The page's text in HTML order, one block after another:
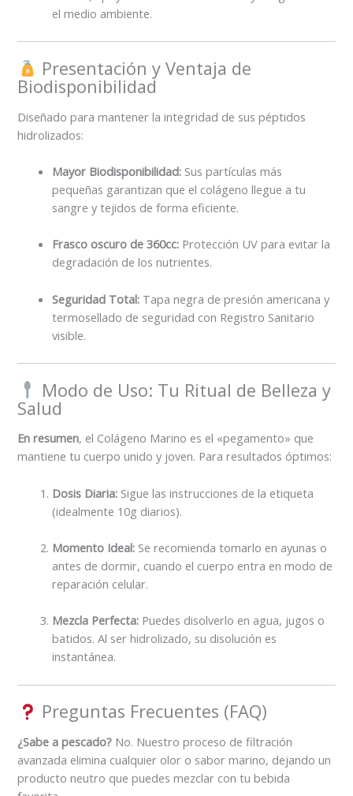
el medio ambiente.
Presentación y Ventaja de
Biodisponibilidad
Diseñado para mantener la integridad de sus péptidos
hidrolizados:
Mayor Biodisponibilidad: Sus partículas más
pequeñas garantizan que el colágeno llegue a tu
sangre y tejidos de forma eficiente.
Frasco oscuro de 360cc: Protección UV para evitar la
degradación de los nutrientes.
Seguridad Total: Tapa negra de presión americana y
termosellado de seguridad con Registro Sanitario
visible.
Modo de Uso: Tu Ritual de Belleza y
Salud
En resumen, el Colágeno Marino es el «pegamento» que
mantiene tu cuerpo unido y joven. Para resultados óptimos:
Dosis Diaria: Sigue las instrucciones de la etiqueta
(idealmente 10g diarios).
Momento Ideal: Se recomienda tomarlo en ayunas o
antes de dormir, cuando el cuerpo entra en modo de
reparación celular.
Mezcla Perfecta: Puedes disolverlo en agua, jugos o
batidos. Al ser hidrolizado, su disolución es
instantánea.
Preguntas Frecuentes (FAQ)
¿Sabe a pescado? No. Nuestro proceso de filtración
avanzada elimina cualquier olor o sabor marino, dejando un
producto neutro que puedes mezclar con tu bebida